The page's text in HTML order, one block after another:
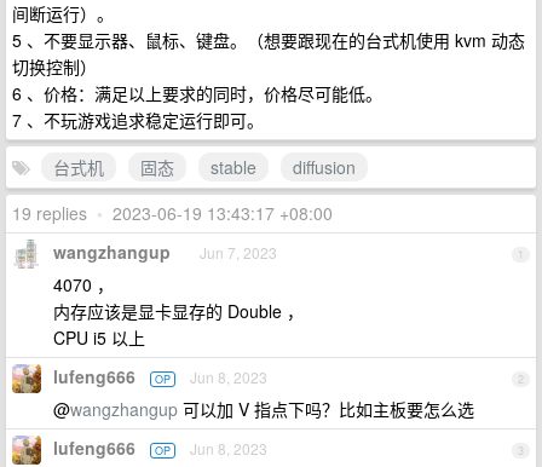
间断运行）。
5 、不要显示器、鼠标、键盘。（想要跟现在的台式机使用 kvm 动态
切换控制）
6 、价格：满足以上要求的同时，价格尽可能低。
7 、不玩游戏追求稳定运行即可。
台式机
固态 stable
diffusion
19 replies • 2023-06-19 13:43:17 +08:00
1
wangzhangup Jun 7, 2023
4070 ，
内存应该是显卡显存的 Double ，
CPU i5 以上
2
lufeng666 OP Jun 8, 2023
@wangzhangup 可以加 V 指点下吗？比如主板要怎么选
3
lufeng666 OP Jun 8, 2023